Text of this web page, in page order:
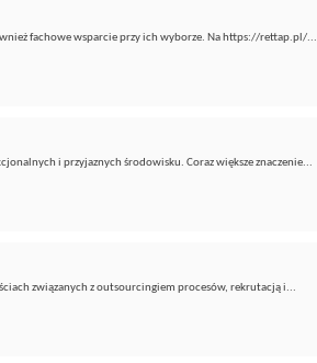
fachowe wsparcie przy ich wyborze. Na https://rettap.pl/...
i przyjaznych środowisku. Coraz większe znaczenie...
związanych z outsourcingiem procesów, rekrutacją i...